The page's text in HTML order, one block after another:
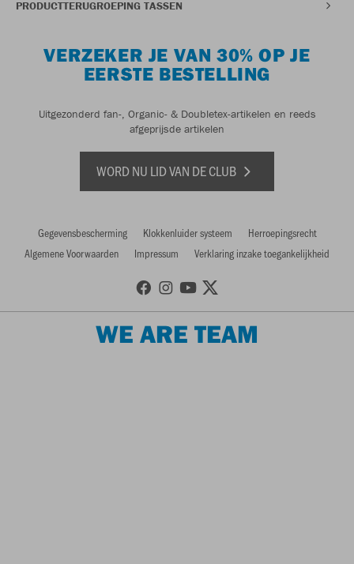
PRODUCTTERUGROEPING TASSEN
VERZEKER JE VAN 30% OP JE
EERSTE BESTELLING
Uitgezonderd fan-, Organic- & Doubletex-artikelen en reeds
afgeprijsde artikelen
WORD NU LID VAN DE CLUB
Gegevensbescherming Klokkenluider systeem
Herroepingsrecht
Algemene Voorwaarden
Impressum Verklaring inzake toegankelijkheid
WE ARE TEAM